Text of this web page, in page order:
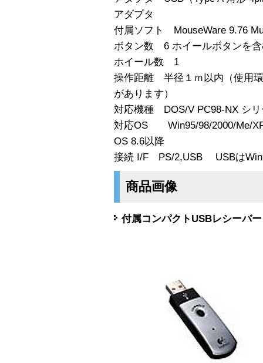
アダプタ
付属ソフト MouseWare 9.76
ボタン数 6 ホイールボタンを
ホイール数 1
操作距離 半径１ｍ以内（使用
があります）
対応機種 DOS/V PC98-NX シリ
対応OS Win95/98/2000/Me/
OS 8.6以降
接続 I/F PS/2,USB USBは
商品画像
付属コンパクトUSBレシーバー